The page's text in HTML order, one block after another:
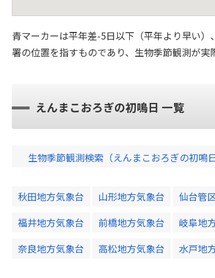
青マーカーは平年差-5日以下（平年より早い
署の位置を指すものであり、生物季節観測が
えんまこおろぎの初鳴日 一覧
生物季節観測検索（えんまこおろぎの初鳴日
秋田地方気象台 山形地方気象台 仙台管
福井地方気象台
前橋地方気象台 岐阜地
奈良地方気象台
高松地方気象台 水戸地